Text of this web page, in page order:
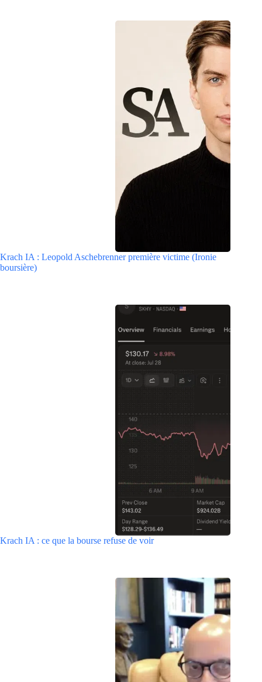
Krach IA : Leopold Aschebrenner première victime (Ironie
boursière)
Krach IA : ce que la bourse refuse de voir